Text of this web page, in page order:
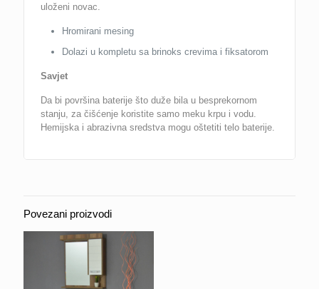
uloženi novac.
Hromirani mesing
Dolazi u kompletu sa brinoks crevima i fiksatorom
Savjet
Da bi površina baterije što duže bila u besprekornom
stanju, za čišćenje koristite samo meku krpu i vodu.
Hemijska i abrazivna sredstva mogu oštetiti telo baterije.
Povezani proizvodi